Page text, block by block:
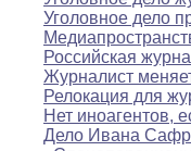
Уголовное дело
Российская
Журналист
Релокация для
Нет иноагентов,
Дело Ивана